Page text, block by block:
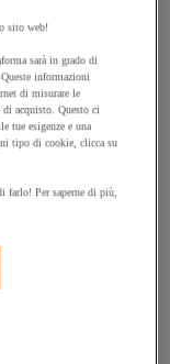
sito web!
sarà in grado di
informazioni
di misurare le
di acquisto. Questo ci
tue esigenze e una
tipo di cookie, clicca su
farlo! Per saperne di più,